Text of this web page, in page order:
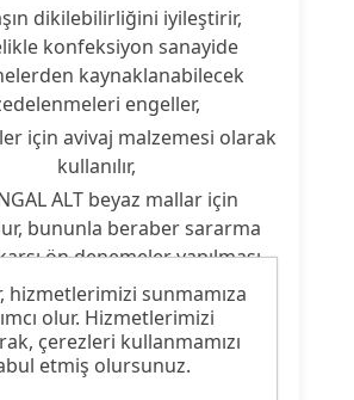
dikilebilirliğini iyileştirir,
konfeksiyon sanayide
kaynaklanabilecek
engeller,
için avivaj malzemesi olarak
kullanılır,
ALT beyaz mallar için
bununla beraber sararma
ön denemeler yapılması
tavsiye edilir.
Ürün Nitelikleri
hizmetlerimizi sunmamıza
olur. Hizmetlerimizi
çerezleri kullanmamızı
etmiş olursunuz.